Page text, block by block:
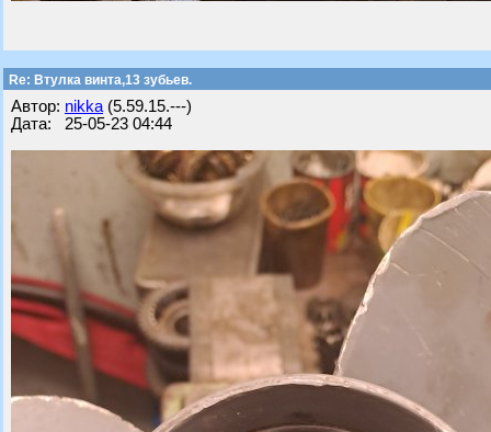
Re: Втулка винта,13 зубьев.
Автор: nikka (5.59.15.---)
Дата: 25-05-23 04:44